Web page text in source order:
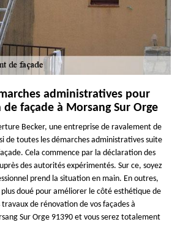
administratives pour
façade à Morsang Sur Orge
Becker, une entreprise de ravalement de
de toutes les démarches administratives suite
Cela commence par la déclaration des
des autorités expérimentés. Sur ce, soyez
prend la situation en main. En outres,
doué pour améliorer le côté esthétique de
de rénovation de vos façades à
Sur Orge 91390 et vous serez totalement